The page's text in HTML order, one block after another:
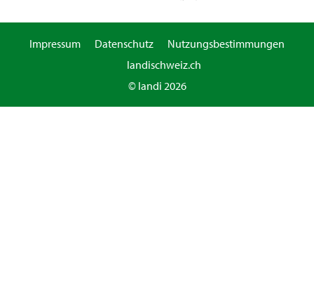
Impressum Datenschutz
Nutzungsbestimmungen
landischweiz.ch
© landi 2026